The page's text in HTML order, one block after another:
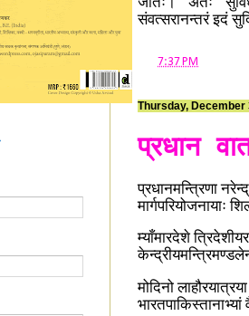
जातः। अतः
संवत्सरानन्तरं इदं
7:37 PM
Thursday, December
प्रधान
प्रधानमन्त्रिणा
मार्गपरियोजनायाः
म्याँमारदेशे
मोदिनो